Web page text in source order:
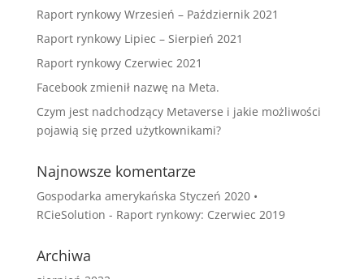
Raport rynkowy Wrzesień – Październik 2021
Raport rynkowy Lipiec – Sierpień 2021
Raport rynkowy Czerwiec 2021
Facebook zmienił nazwę na Meta.
Czym jest nadchodzący Metaverse i jakie możliwości
pojawią się przed użytkownikami?
Najnowsze komentarze
Gospodarka amerykańska Styczeń 2020 •
RCieSolution - Raport rynkowy: Czerwiec 2019
Archiwa